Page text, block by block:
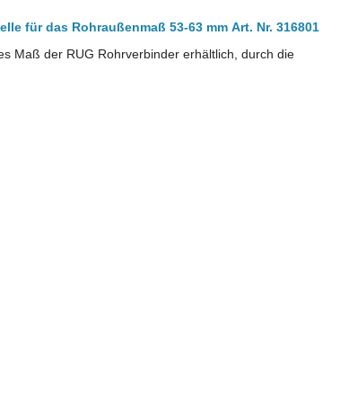
für das Rohraußenmaß 53-63 mm Art. Nr. 316801
Maß der RUG Rohrverbinder erhältlich, durch die